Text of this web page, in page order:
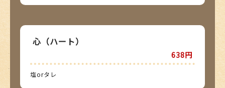
心（ハート）
638円
塩orタレ